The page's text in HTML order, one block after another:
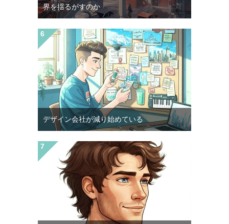
界を揺るがすのか
デザイン会社が減り始めている